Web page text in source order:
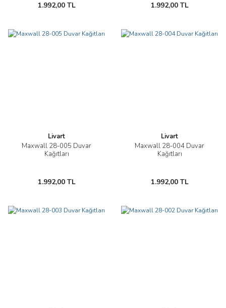
1.992,00 TL 1.992,00 TL
Livart
Maxwall 28-005 Duvar
Kağıtları
1.992,00 TL
Livart
Maxwall 28-004 Duvar
Kağıtları
1.992,00 TL